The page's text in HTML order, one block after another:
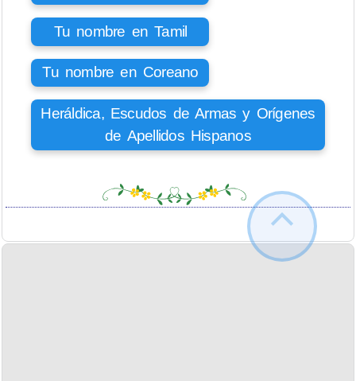
Tu nombre en Tamil
Tu nombre en Coreano
Heráldica, Escudos de Armas y Orígenes
de Apellidos Hispanos